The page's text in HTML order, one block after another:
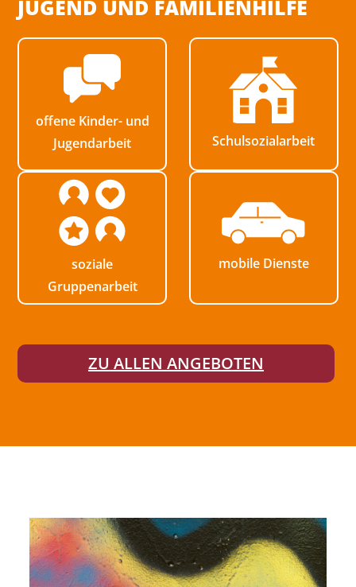
JUGEND UND FAMILIENHILFE
offene Kinder- und
Jugendarbeit
Schulsozialarbeit
soziale
Gruppenarbeit
mobile Dienste
ZU ALLEN ANGEBOTEN